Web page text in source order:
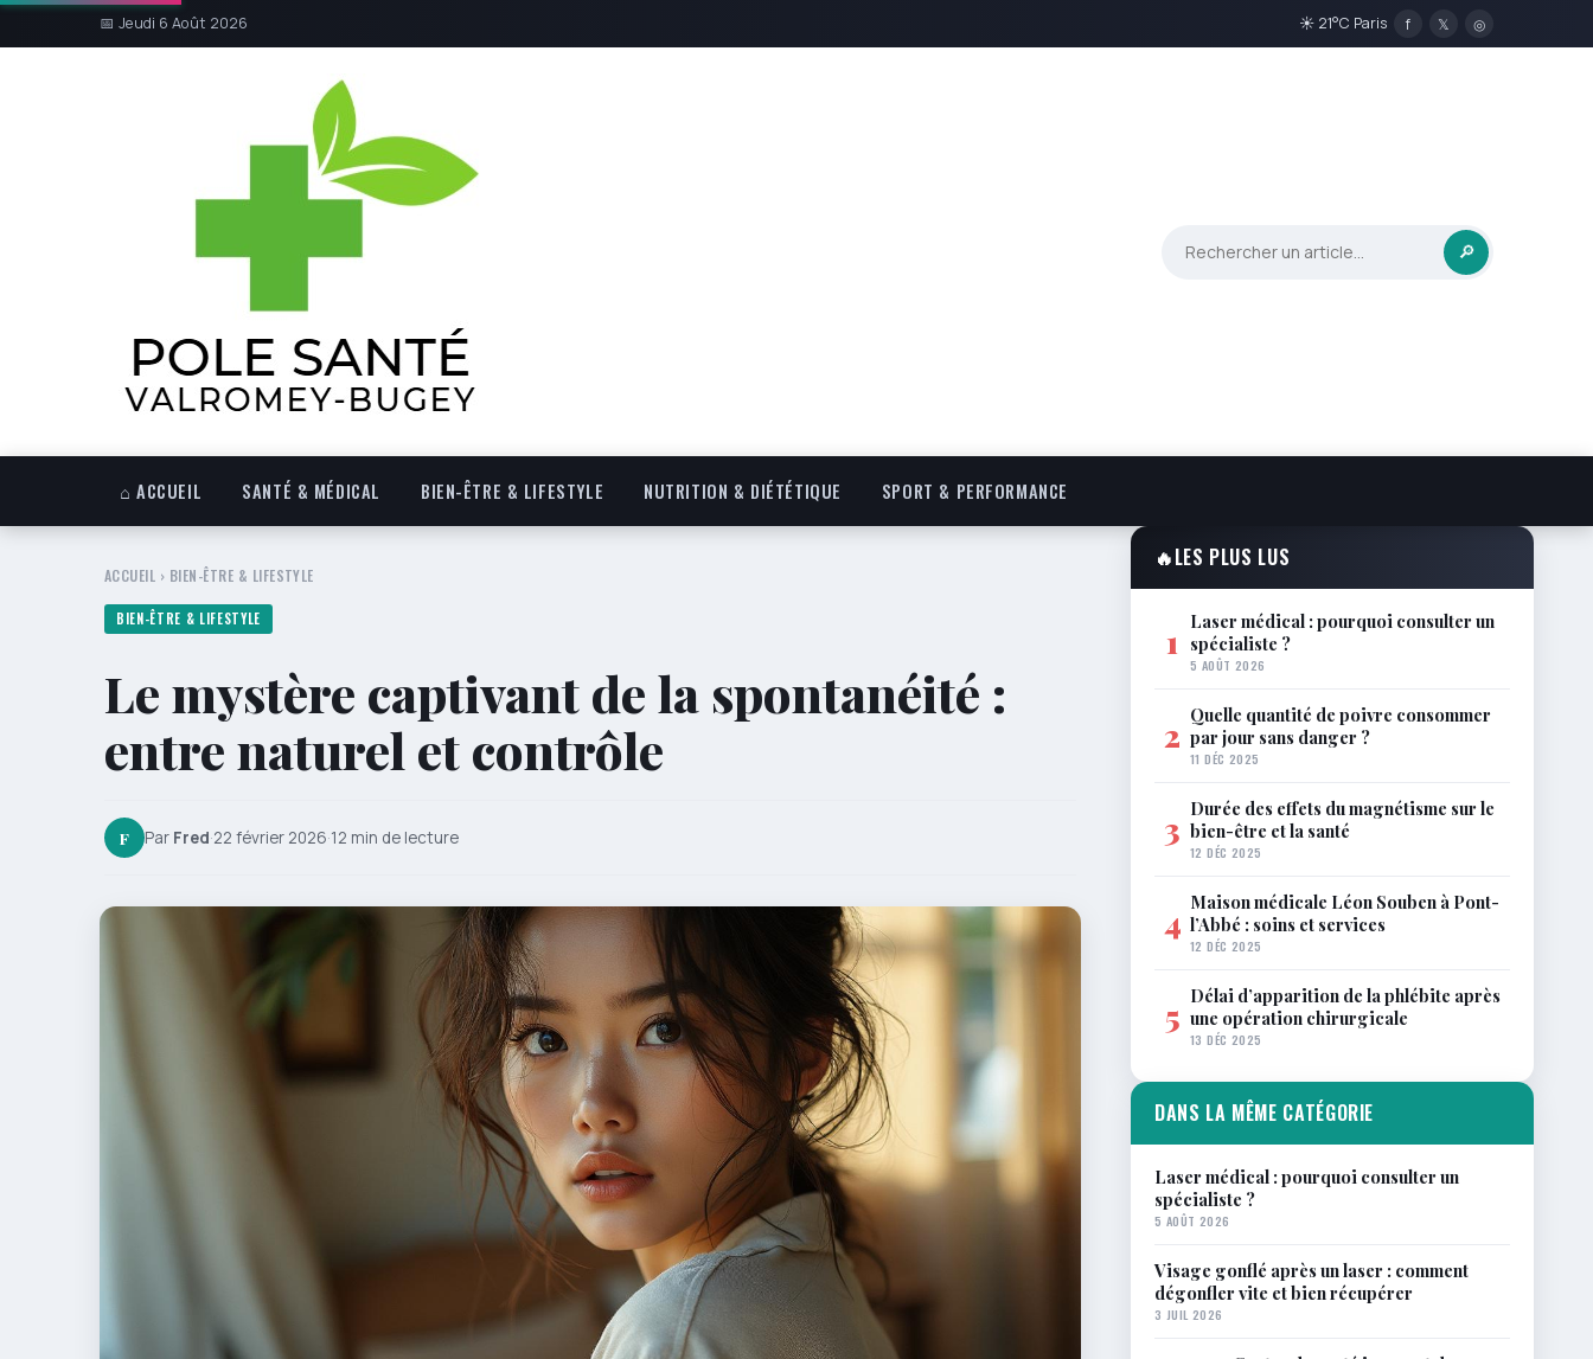
📅 Jeudi 6 Août 2026 ☀ 21°C Paris f 𝕏 ◎
🔎
⌂ ACCUEIL SANTÉ & MÉDICAL BIEN-ÊTRE & LIFESTYLE NUTRITION & DIÉTÉTIQUE SPORT & PERFORMANCE
ACCUEIL › BIEN-ÊTRE & LIFESTYLE
BIEN-ÊTRE & LIFESTYLE
Le mystère captivant de la spontanéité :
entre naturel et contrôle
F Par Fred·22 février 2026·12 min de lecture
🔥LES PLUS LUS
1 Laser médical : pourquoi consulter un
spécialiste ?
5 AOÛT 2026
2 Quelle quantité de poivre consommer
par jour sans danger ?
11 DÉC 2025
3 Durée des effets du magnétisme sur le
bien-être et la santé
12 DÉC 2025
4 Maison médicale Léon Souben à Pont-
l’Abbé : soins et services
12 DÉC 2025
5 Délai d’apparition de la phlébite après
une opération chirurgicale
13 DÉC 2025
DANS LA MÊME CATÉGORIE
Laser médical : pourquoi consulter un
spécialiste ?
5 AOÛT 2026
Visage gonflé après un laser : comment
dégonfler vite et bien récupérer
3 JUIL 2026